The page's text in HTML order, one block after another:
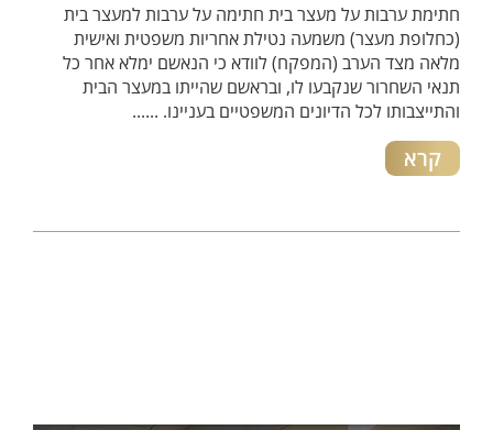
חתימת ערבות על מעצר בית חתימה על ערבות למעצר בית
(כחלופת מעצר) משמעה נטילת אחריות משפטית ואישית
מלאה מצד הערב (המפקח) לוודא כי הנאשם ימלא אחר כל
תנאי השחרור שנקבעו לו, ובראשם שהייתו במעצר הבית
והתייצבותו לכל הדיונים המשפטיים בעניינו. ......
קרא